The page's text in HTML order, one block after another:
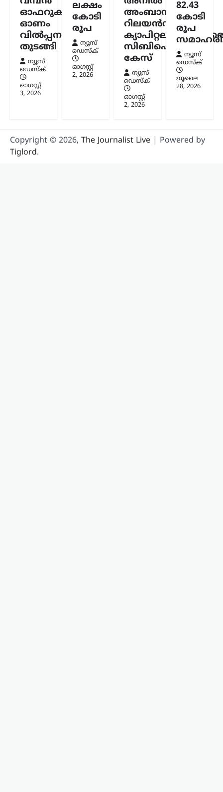
നിർണായക ബില്ലിന്
യുഎസ് സെനറ്റ്
അംഗീകാരം
ന്യൂസ് ഡെസ്ക്
ഓഗസ്റ്റ്‌ 8, 2026
റഷ്യയിൽ നിന്ന് എണ്ണയും
പ്രകൃതിവാതകവും വാങ്ങുന്ന
രാജ്യങ്ങൾക്കെതിരെ കടുത്ത
സാമ്പത്തിക നടപടികൾക്ക്
വഴിയൊരുക്കുന്ന ബില്ലിന് യുഎസ്
സെനറ്റ് അംഗീകാരം നൽകി. ഇന്ത്യ,
ഓഫറുകളുമായി
ഓണം
വിൽപ്പന
തുടങ്ങി
ന്യൂസ്
ഡെസ്ക്
ഓഗസ്റ്റ്‌
3, 2026
ലക്ഷം
കോടി
രൂപ
ന്യൂസ്
ഡെസ്ക്
ഓഗസ്റ്റ്‌
2, 2026
അംബാനിക്കും
റിലയൻസ്
സിബിഐ
കേസ്
ന്യൂസ്
ഡെസ്ക്
ഓഗസ്റ്റ്‌
2, 2026
82.43
കോടി
രൂപ
ന്യൂസ്
ഡെസ്ക്
ജൂലൈ
28, 2026
Copyright © 2026, The Journalist Live | Powered by
Tiglord.